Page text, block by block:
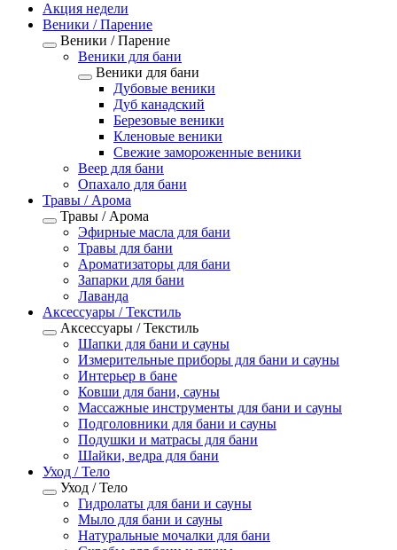
Акция недели
Веники / Парение
Веники / Парение
Веники для бани
Веники для бани
Дубовые веники
Дуб канадский
Березовые веники
Кленовые веники
Свежие замороженные веники
Веер для бани
Опахало для бани
Травы / Арома
Травы / Арома
Эфирные масла для бани
Травы для бани
Ароматизаторы для бани
Запарки для бани
Лаванда
Аксессуары / Текстиль
Аксессуары / Текстиль
Шапки для бани и сауны
Измерительные приборы для бани и сауны
Интерьер в бане
Ковши для бани, сауны
Массажные инструменты для бани и сауны
Подголовники для бани и сауны
Подушки и матрасы для бани
Шайки, ведра для бани
Уход / Тело
Уход / Тело
Гидролаты для бани и сауны
Мыло для бани и сауны
Натуральные мочалки для бани